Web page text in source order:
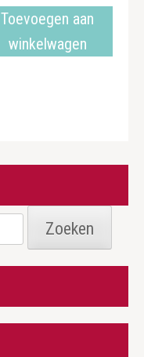
Toevoegen aan
winkelwagen
Zoeken